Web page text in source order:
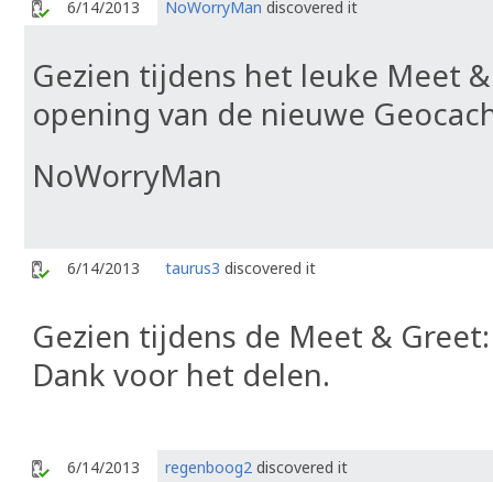
6/14/2013 NoWorryMan discovered it
Gezien tijdens het leuke Meet
opening van de nieuwe
NoWorryMan
6/14/2013 taurus3 discovered it
Gezien tijdens de Meet &
Dank voor het delen.
6/14/2013 regenboog2 discovered it